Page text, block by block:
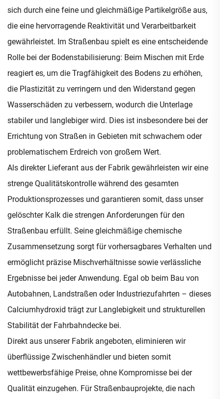
sich durch eine feine und gleichmäßige Partikelgröße aus,
die eine hervorragende Reaktivität und Verarbeitbarkeit
gewährleistet. Im Straßenbau spielt es eine entscheidende
Rolle bei der Bodenstabilisierung: Beim Mischen mit Erde
reagiert es, um die Tragfähigkeit des Bodens zu erhöhen,
die Plastizität zu verringern und den Widerstand gegen
Wasserschäden zu verbessern, wodurch die Unterlage
stabiler und langlebiger wird. Dies ist insbesondere bei der
Errichtung von Straßen in Gebieten mit schwachem oder
problematischem Erdreich von großem Wert.
Als direkter Lieferant aus der Fabrik gewährleisten wir eine
strenge Qualitätskontrolle während des gesamten
Produktionsprozesses und garantieren somit, dass unser
gelöschter Kalk die strengen Anforderungen für den
Straßenbau erfüllt. Seine gleichmäßige chemische
Zusammensetzung sorgt für vorhersagbares Verhalten und
ermöglicht präzise Mischverhältnisse sowie verlässliche
Ergebnisse bei jeder Anwendung. Egal ob beim Bau von
Autobahnen, Landstraßen oder Industriezufahrten – dieses
Calciumhydroxid trägt zur Langlebigkeit und strukturellen
Stabilität der Fahrbahndecke bei.
Direkt aus unserer Fabrik angeboten, eliminieren wir
überflüssige Zwischenhändler und bieten somit
wettbewerbsfähige Preise, ohne Kompromisse bei der
Qualität einzugehen. Für Straßenbauprojekte, die nach